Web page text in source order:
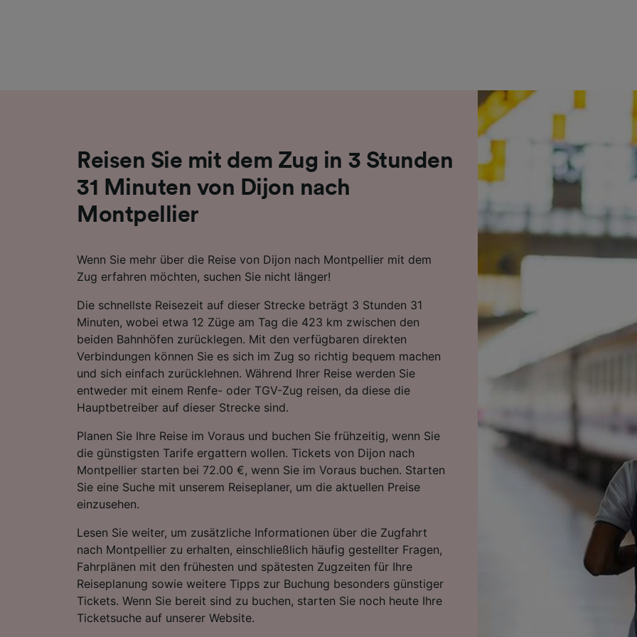
Reisen Sie mit dem Zug in 3 Stunden
31 Minuten von Dijon nach
Montpellier
Wenn Sie mehr über die Reise von Dijon nach Montpellier mit dem
Zug erfahren möchten, suchen Sie nicht länger!
Die schnellste Reisezeit auf dieser Strecke beträgt 3 Stunden 31
Minuten, wobei etwa 12 Züge am Tag die 423 km zwischen den
beiden Bahnhöfen zurücklegen. Mit den verfügbaren direkten
Verbindungen können Sie es sich im Zug so richtig bequem machen
und sich einfach zurücklehnen. Während Ihrer Reise werden Sie
entweder mit einem Renfe- oder TGV-Zug reisen, da diese die
Hauptbetreiber auf dieser Strecke sind.
Planen Sie Ihre Reise im Voraus und buchen Sie frühzeitig, wenn Sie
die günstigsten Tarife ergattern wollen. Tickets von Dijon nach
Montpellier starten bei 72.00 €, wenn Sie im Voraus buchen. Starten
Sie eine Suche mit unserem Reiseplaner, um die aktuellen Preise
einzusehen.
Lesen Sie weiter, um zusätzliche Informationen über die Zugfahrt
nach Montpellier zu erhalten, einschließlich häufig gestellter Fragen,
Fahrplänen mit den frühesten und spätesten Zugzeiten für Ihre
Reiseplanung sowie weitere Tipps zur Buchung besonders günstiger
Tickets. Wenn Sie bereit sind zu buchen, starten Sie noch heute Ihre
Ticketsuche auf unserer Website.